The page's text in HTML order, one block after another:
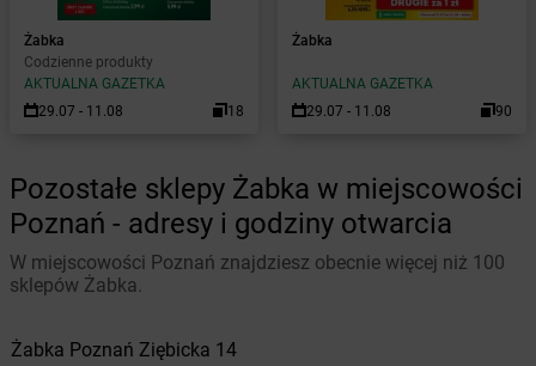
Żabka
Codzienne produkty
AKTUALNA GAZETKA
29.07 - 11.08
18
Żabka
AKTUALNA GAZETKA
29.07 - 11.08
90
Pozostałe sklepy Żabka w miejscowości
Poznań - adresy i godziny otwarcia
W miejscowości Poznań znajdziesz obecnie więcej niż 100
sklepów Żabka.
Żabka Poznań Ziębicka 14